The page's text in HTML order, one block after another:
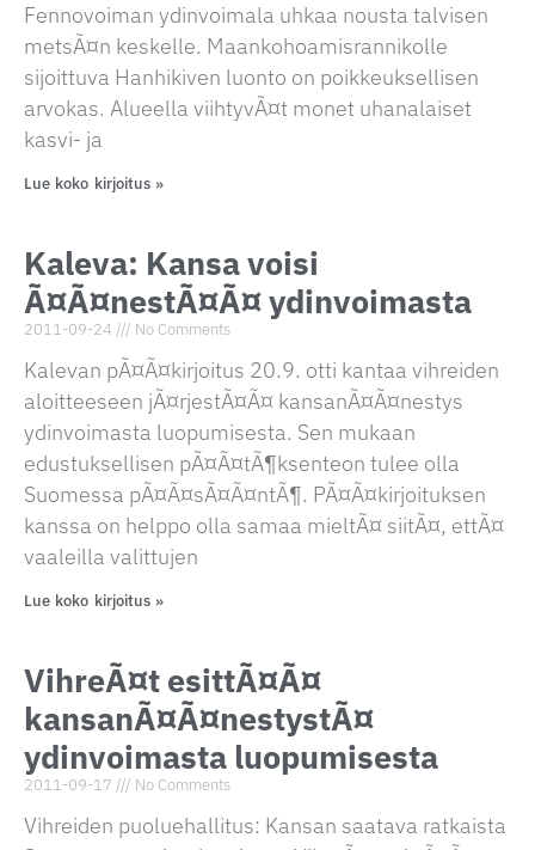
Fennovoiman ydinvoimala uhkaa nousta talvisen
metsÃ¤n keskelle. Maankohoamisrannikolle
sijoittuva Hanhikiven luonto on poikkeuksellisen
arvokas. Alueella viihtyvÃ¤t monet uhanalaiset
kasvi- ja
Lue koko kirjoitus »
Kaleva: Kansa voisi
Ã¤Ã¤nestÃ¤Ã¤ ydinvoimasta
2011-09-24 No Comments
Kalevan pÃ¤Ã¤kirjoitus 20.9. otti kantaa vihreiden
aloitteeseen jÃ¤rjestÃ¤Ã¤ kansanÃ¤Ã¤nestys
ydinvoimasta luopumisesta. Sen mukaan
edustuksellisen pÃ¤Ã¤tÃ¶ksenteon tulee olla
Suomessa pÃ¤Ã¤sÃ¤Ã¤ntÃ¶. PÃ¤Ã¤kirjoituksen
kanssa on helppo olla samaa mieltÃ¤ siitÃ¤, ettÃ¤
vaaleilla valittujen
Lue koko kirjoitus »
VihreÃ¤t esittÃ¤Ã¤
kansanÃ¤Ã¤nestystÃ¤
ydinvoimasta luopumisesta
2011-09-17 No Comments
Vihreiden puoluehallitus: Kansan saatava ratkaista